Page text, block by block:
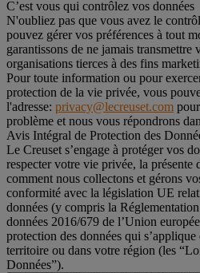
C’est vous qui contrôlez vos données
N'oubliez pas que vous avez le
pouvez gérer vos préférences à tout
garantissons de ne jamais transmettre
organisations tierces à des fins
Pour toute information ou pour
protection de la vie privée, vous
l'adresse: privacy@lecreuset.com
problème et nous vous répondrons
Avis Intégral de Protection des
Le Creuset s’engage à protéger vos
respecter votre vie privée, la présente
comment nous collectons et gérons
conformité avec la législation UE
données (y compris la
données 2016/679 de l’Union
protection des données qui
territoire ou dans votre région (les
Données”).